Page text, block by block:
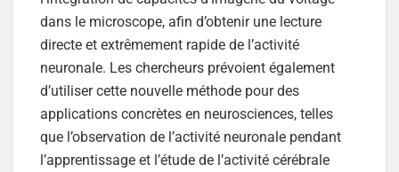
dans le microscope, afin d’obtenir une lecture
directe et extrêmement rapide de l’activité
neuronale. Les chercheurs prévoient également
d’utiliser cette nouvelle méthode pour des
applications concrètes en neurosciences, telles
que l’observation de l’activité neuronale pendant
l’apprentissage et l’étude de l’activité cérébrale